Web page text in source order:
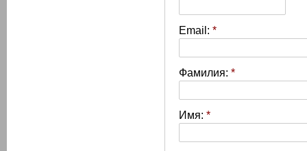
Email: *
Фамилия: *
Имя: *